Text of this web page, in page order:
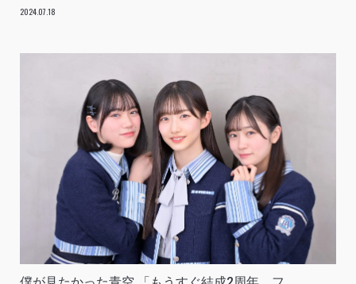
2024.07.18